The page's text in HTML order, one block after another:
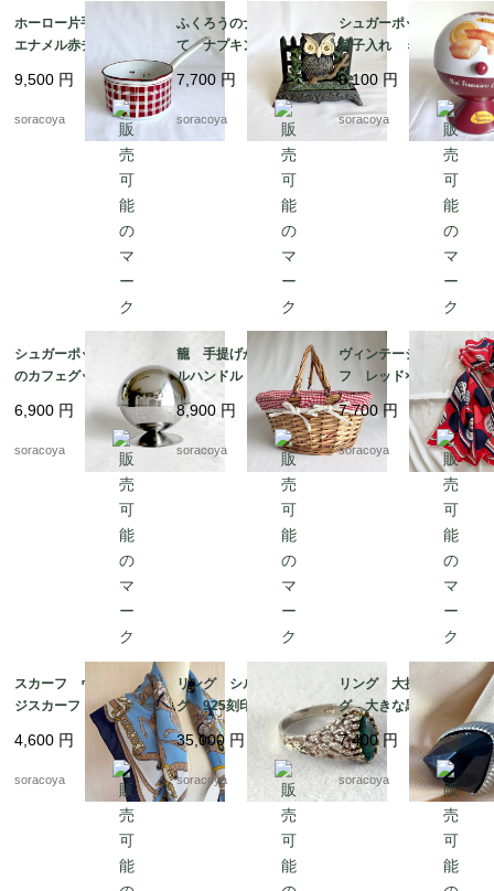
ホーロー片手鍋 白
エナメル赤チェック
ダミエ BB社 19kw
m11
9,500 円
soracoya
ふくろうのナプキンた
て ナプキンスタン
ド ナプキンホルダ
ー アイアン 鉄製
レターラック 12twet6
7,700 円
soracoya
シュガーポット型 お
菓子入れ ミニフィナ
ンシェオレンジの缶
ビスキュイテリエ・
ド・ブルゴーニュ マ
ドレーヌ広告 12kwe
9,100円
soracoya
シュガーポット パリ
のカフェグッズ お砂
糖入れ ドーム型 カ
フェインテリア 12twd
6,900 円
soracoya
籠 手提げかご ダブ
ルハンドル バスケッ
ト パニエ ピクニッ
ク 12otek18
8,900 円
soracoya
ヴィンテージスカー
フ レッド×ネイビー
バルーン ドット柄
シルク フランス 19
acm31-5
7,700円
soracoya
スカーフ ヴィンテー
ジスカーフ ネイビー
フレーム 馬 騎兵隊
12acet15
4,600 円
soracoya
リング シルバーリン
グ 925刻印 クジャ
ク石 マラカート 13
号 グリーンマーブル
ストーン 銀細工 天
然石
35,000 円
soracoya
リング 大振りリン
グ 大きな黒い飾り 1
4号 12acef15
7,400円
soracoya